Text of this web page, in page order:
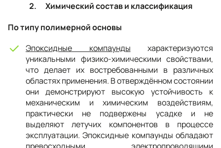
2. Химический состав и классификация
По типу полимерной основы
Эпоксидные компаунды характеризуются
уникальными физико-химическими свойствами,
что делает их востребованными в различных
областях применения. В отверждённом состоянии
они демонстрируют высокую устойчивость к
механическим и химическим воздействиям,
практически не подвержены усадке и не
выделяют летучих компонентов в процессе
эксплуатации. Эпоксидные компаунды обладают